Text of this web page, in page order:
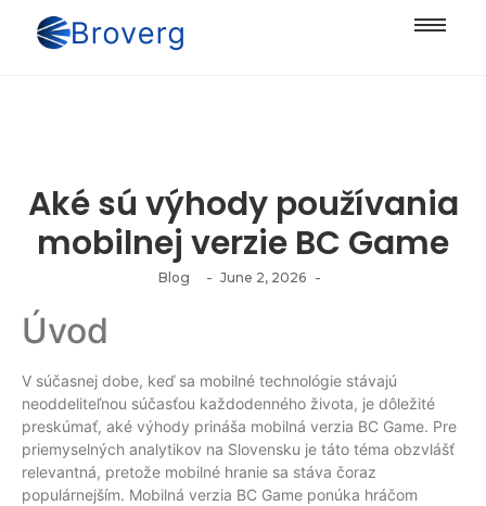
Aké sú výhody používania
mobilnej verzie BC Game
Blog - June 2, 2026 -
Úvod
V súčasnej dobe, keď sa mobilné technológie stávajú
neoddeliteľnou súčasťou každodenného života, je dôležité
preskúmať, aké výhody prináša mobilná verzia BC Game. Pre
priemyselných analytikov na Slovensku je táto téma obzvlášť
relevantná, pretože mobilné hranie sa stáva čoraz
populárnejším. Mobilná verzia BC Game ponúka hráčom